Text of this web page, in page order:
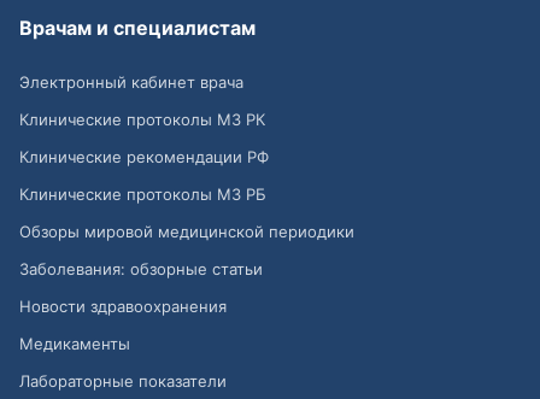
Врачам и специалистам
Электронный кабинет врача
Клинические протоколы МЗ РК
Клинические рекомендации РФ
Клинические протоколы МЗ РБ
Обзоры мировой медицинской периодики
Заболевания: обзорные статьи
Новости здравоохранения
Медикаменты
Лабораторные показатели